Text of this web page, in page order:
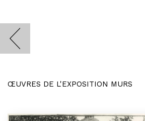
ŒUVRES DE L'EXPOSITION MURS